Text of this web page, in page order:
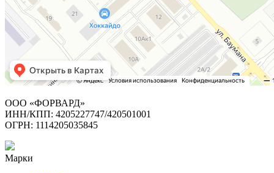
ООО «ФОРВАРД»
ИНН/КПП: 4205227747/420501001
ОГРН: 1114205035845
Марки